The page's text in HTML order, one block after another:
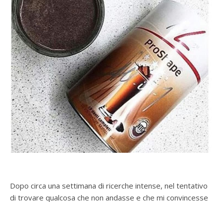
Dopo circa una settimana di ricerche intense, nel tentativo
di trovare qualcosa che non andasse e che mi convincesse